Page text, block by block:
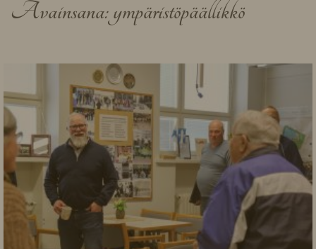
Avainsana: ympäristöpäällikkö